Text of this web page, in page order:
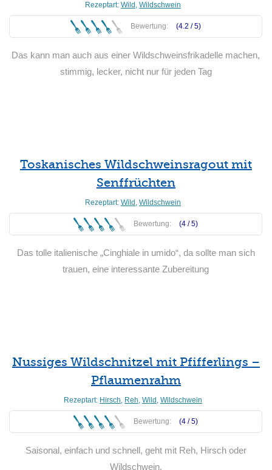
Rezeptart: Wild , Wildschwein
Bewertung: (4.2 /5)
Das kann man auch aus einer Wildschweinsfrikadelle machen,
stimmig, lecker, nicht nur für jeden Tag
Toskanisches Wildschweinsragout mit
Senffrüchten
Rezeptart: Wild , Wildschwein
Bewertung: (4 /5)
Das tolle italienische „Cinghiale in umido“, da sollte man sich
trauen, eine interessante Zubereitung
Nussiges Wildschnitzel mit Pfifferlings –
Pflaumenrahm
Rezeptart: Hirsch, Reh, Wild , Wildschwein
Bewertung: (4 /5)
Saisonal, einfach und schnell, geht mit Reh, Hirsch oder
Wildschwein,